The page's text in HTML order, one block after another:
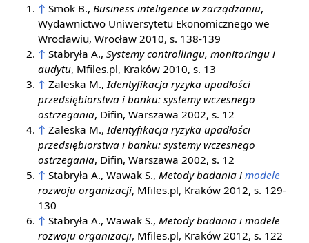
↑ Smok B., Business inteligence w zarządzaniu,
Wydawnictwo Uniwersytetu Ekonomicznego we
Wrocławiu, Wrocław 2010, s. 138-139
↑ Stabryła A.,Systemy controllingu, monitoringu i
audytu, Mfiles.pl, Kraków 2010, s. 13
↑ Zaleska M., Identyfikacja ryzyka upadłości
przedsiębiorstwa i banku: systemy wczesnego
ostrzegania, Difin, Warszawa 2002, s. 12
↑ Zaleska M., Identyfikacja ryzyka upadłości
przedsiębiorstwa i banku: systemy wczesnego
ostrzegania, Difin, Warszawa 2002, s. 12
↑ Stabryła A., Wawak S., Metody badania imodele
rozwoju organizacji, Mfiles.pl, Kraków 2012, s. 129-
130
↑ Stabryła A., Wawak S., Metody badania i modele
rozwoju organizacji, Mfiles.pl, Kraków 2012, s. 122